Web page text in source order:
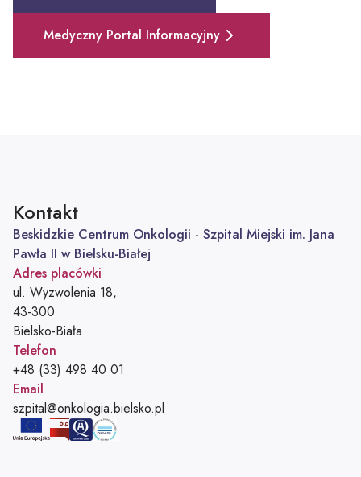
Medyczny Portal Informacyjny
Kontakt
Beskidzkie Centrum Onkologii - Szpital Miejski im. Jana
Pawła II w Bielsku-Białej
Adres placówki
ul. Wyzwolenia 18,
43-300
Bielsko-Biała
Telefon
Telefon:
+48 (33) 498 40 01
Email
Adres e-mail:
szpital@onkologia.bielsko.pl